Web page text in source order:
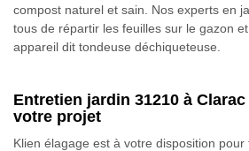
compost naturel et sain. Nos experts en
tous de répartir les feuilles sur le gazon
appareil dit tondeuse déchiqueteuse.
Entretien jardin 31210 à
votre projet
Klien élagage est à votre disposition pour